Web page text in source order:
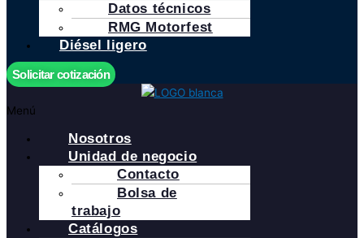
Datos técnicos
RMG Motorfest
Diésel ligero
Solicitar cotización
Menú
Nosotros
Unidad de negocio
Contacto
Bolsa de
trabajo
Catálogos